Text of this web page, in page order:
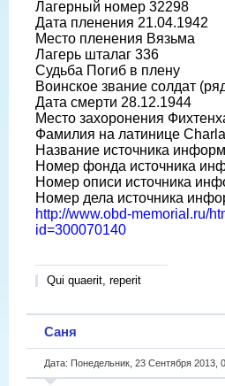
Лагерный номер 32298
Дата пленения 21.04.1942
Место пленения Вязьма
Лагерь шталаг 336
Судьба Погиб в плену
Воинское звание солдат
Дата смерти 28.12.1944
Место захоронения
Фамилия на латинице
Название источника
Номер фонда источника
Номер описи источника
Номер дела источника
http://www.obd-memorial.ru/
id=300070140
Qui quaerit, reperit
Саня
Дата: Понедельник, 23 Сентября 2013,